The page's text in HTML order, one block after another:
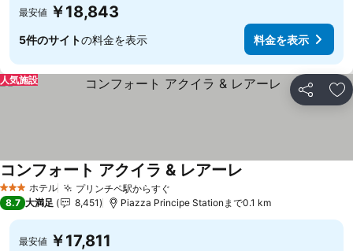
最安値 ￥18,843
5件のサイトの料金を表示 料金を表示
シェア お
人気施設
3 ホテルのランク
ホテル プリンチペ駅からすぐ
コンフォート アクイラ & レアーレ
8.7 大満足 8,451 Piazza Principe Stationまで0.1 km
最安値 ￥17,811